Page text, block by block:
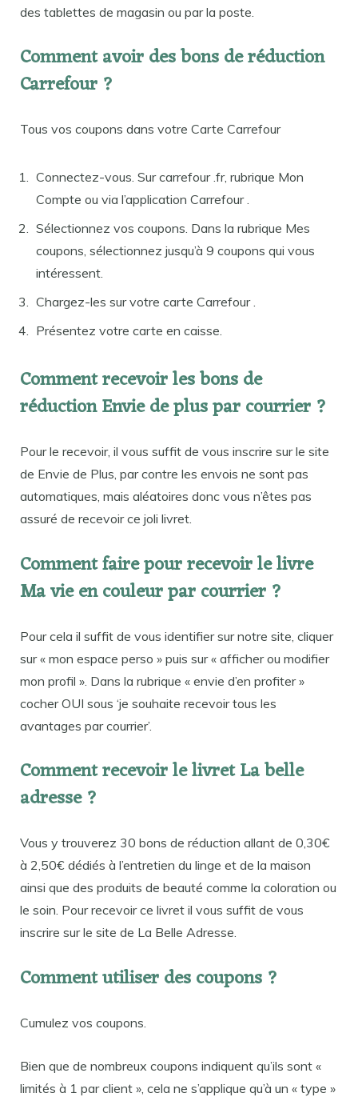
des tablettes de magasin ou par la poste.
Comment avoir des bons de réduction
Carrefour ?
Tous vos coupons dans votre Carte Carrefour
Connectez-vous. Sur carrefour .fr, rubrique Mon
Compte ou via l’application Carrefour .
Sélectionnez vos coupons. Dans la rubrique Mes
coupons, sélectionnez jusqu’à 9 coupons qui vous
intéressent.
Chargez-les sur votre carte Carrefour .
Présentez votre carte en caisse.
Comment recevoir les bons de
réduction Envie de plus par courrier ?
Pour le recevoir, il vous suffit de vous inscrire sur le site
de Envie de Plus, par contre les envois ne sont pas
automatiques, mais aléatoires donc vous n’êtes pas
assuré de recevoir ce joli livret.
Comment faire pour recevoir le livre
Ma vie en couleur par courrier ?
Pour cela il suffit de vous identifier sur notre site, cliquer
sur « mon espace perso » puis sur « afficher ou modifier
mon profil ». Dans la rubrique « envie d’en profiter »
cocher OUI sous ‘je souhaite recevoir tous les
avantages par courrier’.
Comment recevoir le livret La belle
adresse ?
Vous y trouverez 30 bons de réduction allant de 0,30€
à 2,50€ dédiés à l’entretien du linge et de la maison
ainsi que des produits de beauté comme la coloration ou
le soin. Pour recevoir ce livret il vous suffit de vous
inscrire sur le site de La Belle Adresse.
Comment utiliser des coupons ?
Cumulez vos coupons.
Bien que de nombreux coupons indiquent qu’ils sont «
limités à 1 par client », cela ne s’applique qu’à un « type »